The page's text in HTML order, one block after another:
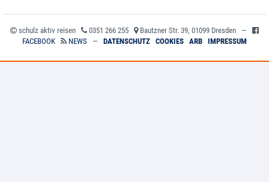
schulz aktiv reisen 0351 266 255
Bautzner Str. 39, 01099 Dresden —
FACEBOOK
NEWS — DATENSCHUTZ COOKIES ARB IMPRESSUM